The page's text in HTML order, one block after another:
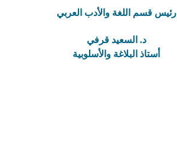
رئيس قسم اللغة والأدب العربي
د. السعيد قرفي
أستاذ البلاغة والأسلوبية